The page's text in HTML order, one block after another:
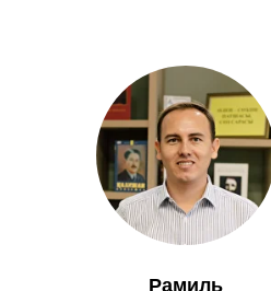
Рамиль